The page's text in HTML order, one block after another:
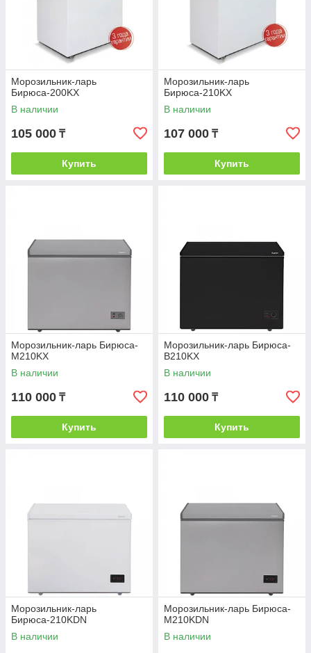
Морозильник-ларь
Бирюса-200KX
В наличии
105 000 ₸
Купить
Морозильник-ларь
Бирюса-210KX
В наличии
107 000 ₸
Купить
Морозильник-ларь Бирюса-
M210KX
В наличии
110 000 ₸
Купить
Морозильник-ларь Бирюса-
B210KX
В наличии
110 000 ₸
Купить
Морозильник-ларь
Бирюса-210KDN
В наличии
Морозильник-ларь Бирюса-
M210KDN
В наличии